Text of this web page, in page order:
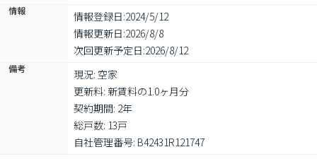
情報 情報登録日:2024/5/12
情報更新日:2026/8/8
次回更新予定日:2026/8/12
備考
現況: 空家
更新料: 新賃料の1.0ヶ月分
契約期間: 2年
総戸数: 13戸
自社管理番号: B42431R121747